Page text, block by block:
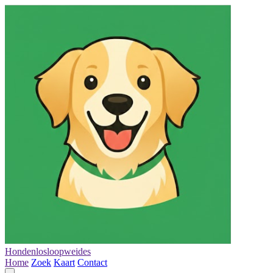
Hondenlosloopweides
Home Zoek Kaart Contact